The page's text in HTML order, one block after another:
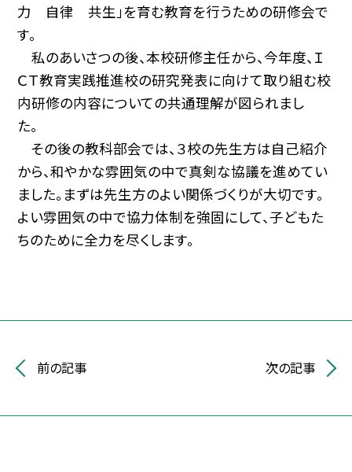
力 自律 共生」を育む教育を行うための研修会で
す。
私のあいさつの後、本校研修主任から、今年度、Ｉ
ＣＴ教育実践推進校の研究発表に向けて取り組む校
内研修の内容についての共通理解が図られまし
た。
その後の教科部会では、３校の先生方は自己紹介
から、和やかな雰囲気の中で真剣な協議を進めてい
ました。まずは先生方のよい関係づくりが大切です。
よい雰囲気の中で協力体制を強固にして、子どもた
ちのために全力を尽くします。
前の記事 次の記事